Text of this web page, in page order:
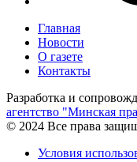
Главная
Новости
О газете
Контакты
Разработка и
агентство "Минская
© 2024 Все права
Условия